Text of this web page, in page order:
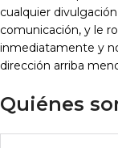
cualquier
comunicación, y le
inmediatamente y
dirección arriba
Quiénes